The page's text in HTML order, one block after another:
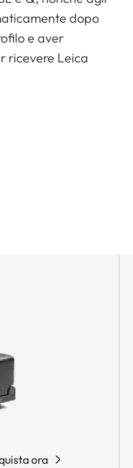
dopo
e aver
ricevere Leica
ora